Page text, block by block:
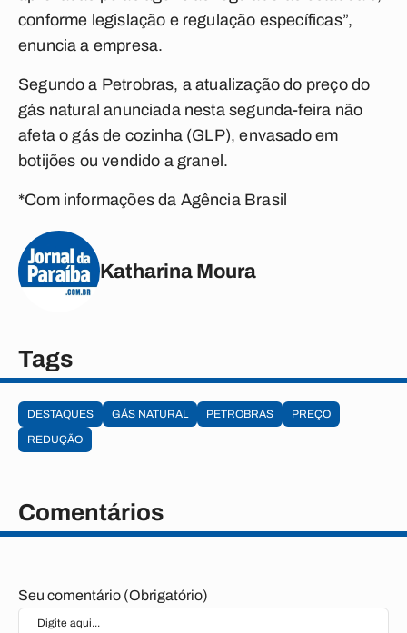
conforme legislação e regulação específicas”,
enuncia a empresa.
Segundo a Petrobras, a atualização do preço do
gás natural anunciada nesta segunda-feira não
afeta o gás de cozinha (GLP), envasado em
botijões ou vendido a granel.
*Com informações da Agência Brasil
Katharina Moura
Tags
DESTAQUES GÁS NATURAL PETROBRAS
PREÇO
REDUÇÃO
Comentários
Seu comentário (Obrigatório)